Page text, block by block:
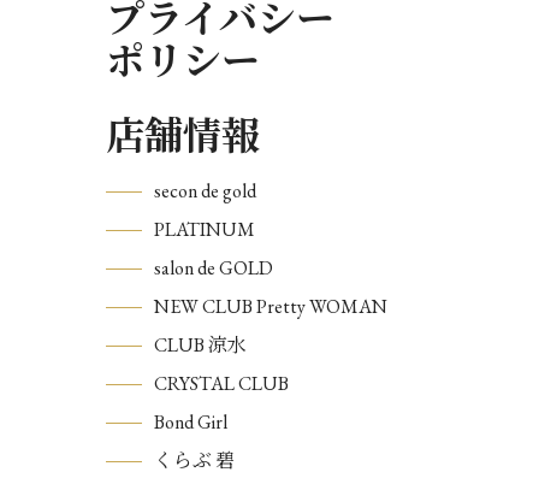
プライバシー
ポリシー
店舗情報
secon de gold
PLATINUM
salon de GOLD
NEW CLUB Pretty WOMAN
CLUB 涼水
CRYSTAL CLUB
Bond Girl
くらぶ 碧